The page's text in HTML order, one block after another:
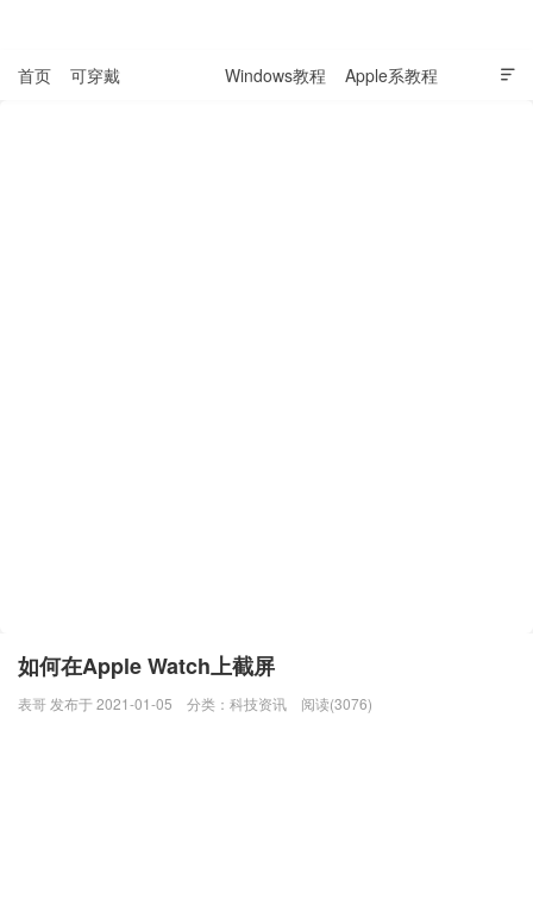

首页 可穿戴 Windows教程 Apple系教程
如何在Apple Watch上截屏
表哥 发布于 2021-01-05 分类： 科技资讯 阅读(3076)